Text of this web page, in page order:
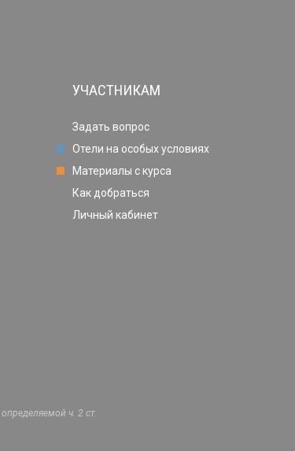
УЧАСТНИКАМ
Задать вопрос
Отели на особых условиях
Материалы с курса
Как добраться
Личный кабинет
ч. 2 ст.